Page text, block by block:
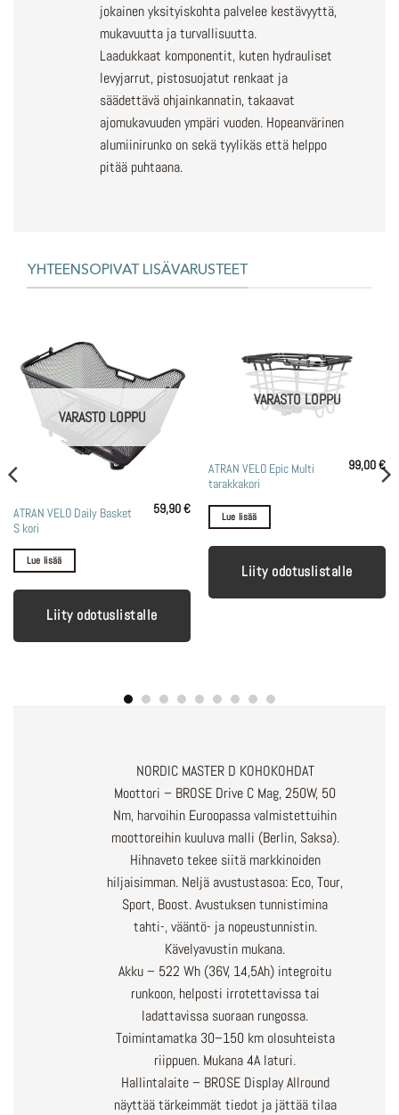
jokainen yksityiskohta palvelee kestävyyttä,
mukavuutta ja turvallisuutta.
Laadukkaat komponentit, kuten hydrauliset
levyjarrut, pistosuojatut renkaat ja
säädettävä ohjainkannatin, takaavat
ajomukavuuden ympäri vuoden. Hopeanvärinen
alumiinirunko on sekä tyylikäs että helppo
pitää puhtaana.
YHTEENSOPIVAT LISÄVARUSTEET
VARASTO LOPPU
ATRAN VELO Daily Basket
S kori
59,90€
Lue lisää
Liity odotuslistalle
VARASTO LOPPU
ATRAN VELO Epic Multi
tarakkakori
99,00€
Lue lisää
Liity odotuslistalle
NORDIC MASTER D KOHOKOHDAT
Moottori – BROSE Drive C Mag, 250W, 50
Nm, harvoihin Euroopassa valmistettuihin
moottoreihin kuuluva malli (Berlin, Saksa).
Hihnaveto tekee siitä markkinoiden
hiljaisimman. Neljä avustustasoa: Eco, Tour,
Sport, Boost. Avustuksen tunnistimina
tahti-, vääntö- ja nopeustunnistin.
Kävelyavustin mukana.
Akku – 522 Wh (36V, 14,5Ah) integroitu
runkoon, helposti irrotettavissa tai
ladattavissa suoraan rungossa.
Toimintamatka 30–150 km olosuhteista
riippuen. Mukana 4A laturi.
Hallintalaite – BROSE Display Allround
näyttää tärkeimmät tiedot ja jättää tilaa